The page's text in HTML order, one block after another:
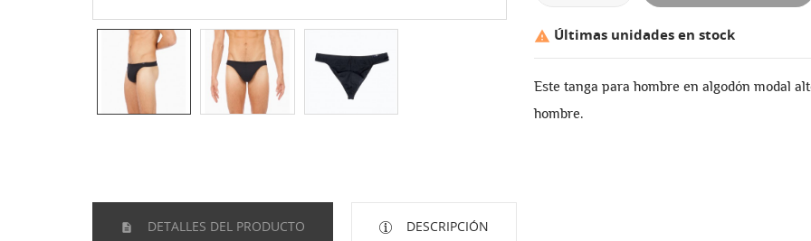
 Últimas unidades en stock
Este tanga para hombre en algodón modal
hombre.
DETALLES DEL PRODUCTO DESCRIPCIÓN